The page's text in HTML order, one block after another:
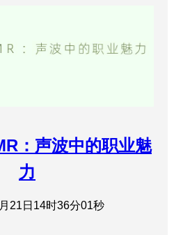
：声波中的职业魅
力
21日14时36分01秒